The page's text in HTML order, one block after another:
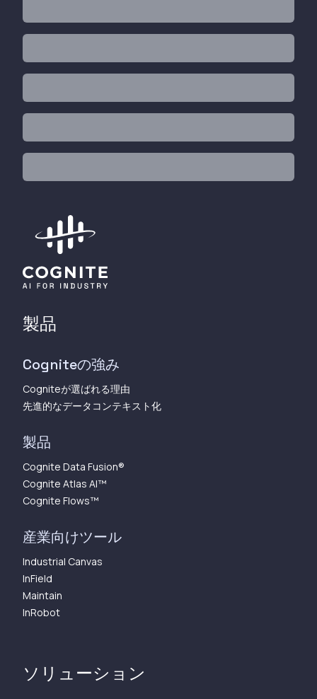
製品
Cogniteの強み
Cogniteが選ばれる理由
先進的なデータコンテキスト化
製品
Cognite Data Fusion®
Cognite Atlas AI™︎
Cognite Flows™︎
産業向けツール
Industrial Canvas
InField
Maintain
InRobot
ソリューション